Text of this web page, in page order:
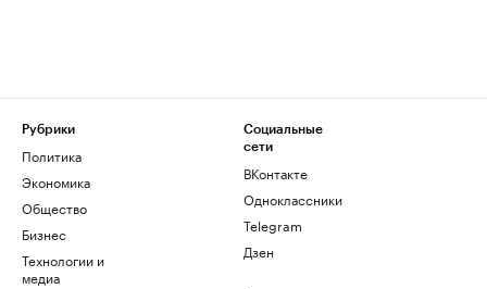
Рубрики
Политика
Экономика
Общество
Бизнес
Технологии и
медиа
Социальные
сети
ВКонтакте
Одноклассники
Telegram
Дзен